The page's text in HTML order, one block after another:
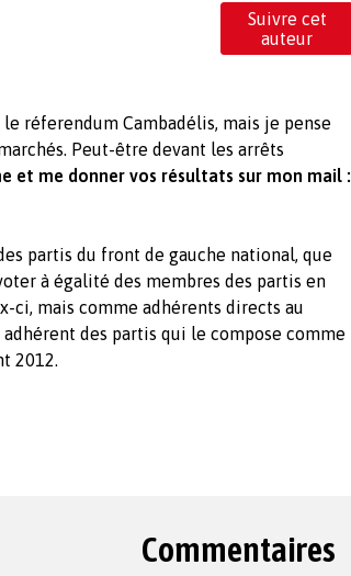
Suivre cet
auteur
réferendum Cambadélis, mais je pense
Peut-être devant les arrêts
et me donner vos résultats sur mon mail :
partis du front de gauche national, que
à égalité des membres des partis en
ci, mais comme adhérents directs au
des partis qui le compose comme
2012.
Commentaires